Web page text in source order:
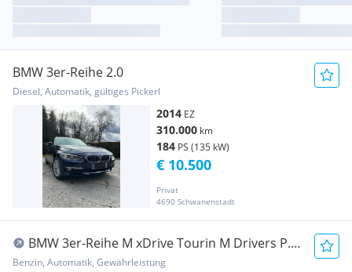
BMW 3er-Reihe 2.0
Diesel, Automatik, gültiges Pickerl
2014 EZ
310.000 km
184 PS (135 kW)
Privat
4690 Schwanenstadt
€ 10.500
BMW 3er-Reihe M xDrive Tourin M Drivers P.
DAB
Benzin, Automatik, Gewährleistung